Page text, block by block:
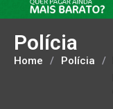
Polícia
Home / Polícia /